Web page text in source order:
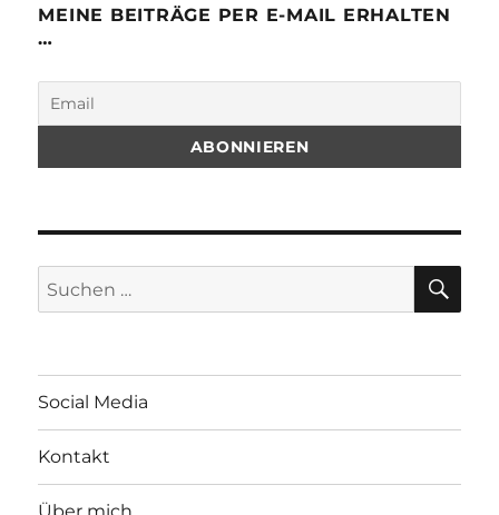
MEINE BEITRÄGE PER E-MAIL ERHALTEN
…
Suchen
nach:
Social Media
Kontakt